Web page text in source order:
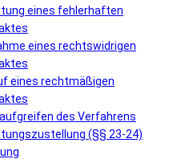
eines fehlerhaften
eines rechtswidrigen
eines rechtmäßigen
des Verfahrens
(§§ 23-24)